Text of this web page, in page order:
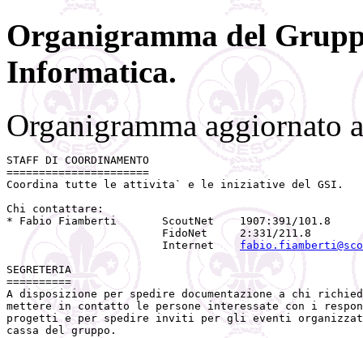
Organigramma del
Informatica.
Organigramma aggiornato
STAFF DI COORDINAMENTO
======================
Coordina tutte le attivita` e le iniziative del GSI.
Chi contattare:
* Fabio Fiamberti       ScoutNet    1907:391/101.8
                        FidoNet     2:331/211.8
                        Internet
SEGRETERIA
==========
A disposizione per spedire documentazione a chi
mettere in contatto le persone interessate con i
progetti e per spedire inviti per gli eventi
cassa del gruppo.